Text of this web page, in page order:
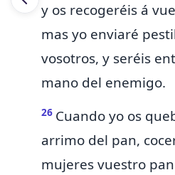
y os recogeréis á
mas yo enviaré
vosotros, y seréis
mano del enemigo.
26 Cuando yo os
arrimo del pan,
mujeres vuestro